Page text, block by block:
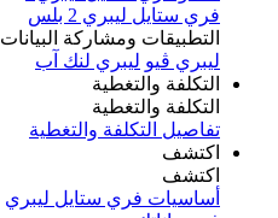
فري ستايل ليبري 2 بلس​
التطبيقات ومشاركة البيانات
ليبري ڤيو ليبري لنك آب
التكلفة والتغطية
التكلفة والتغطية
تفاصيل التكلفة والتغطية
اكتشف​
اكتشف​
أساسيات فري ستايل ليبري